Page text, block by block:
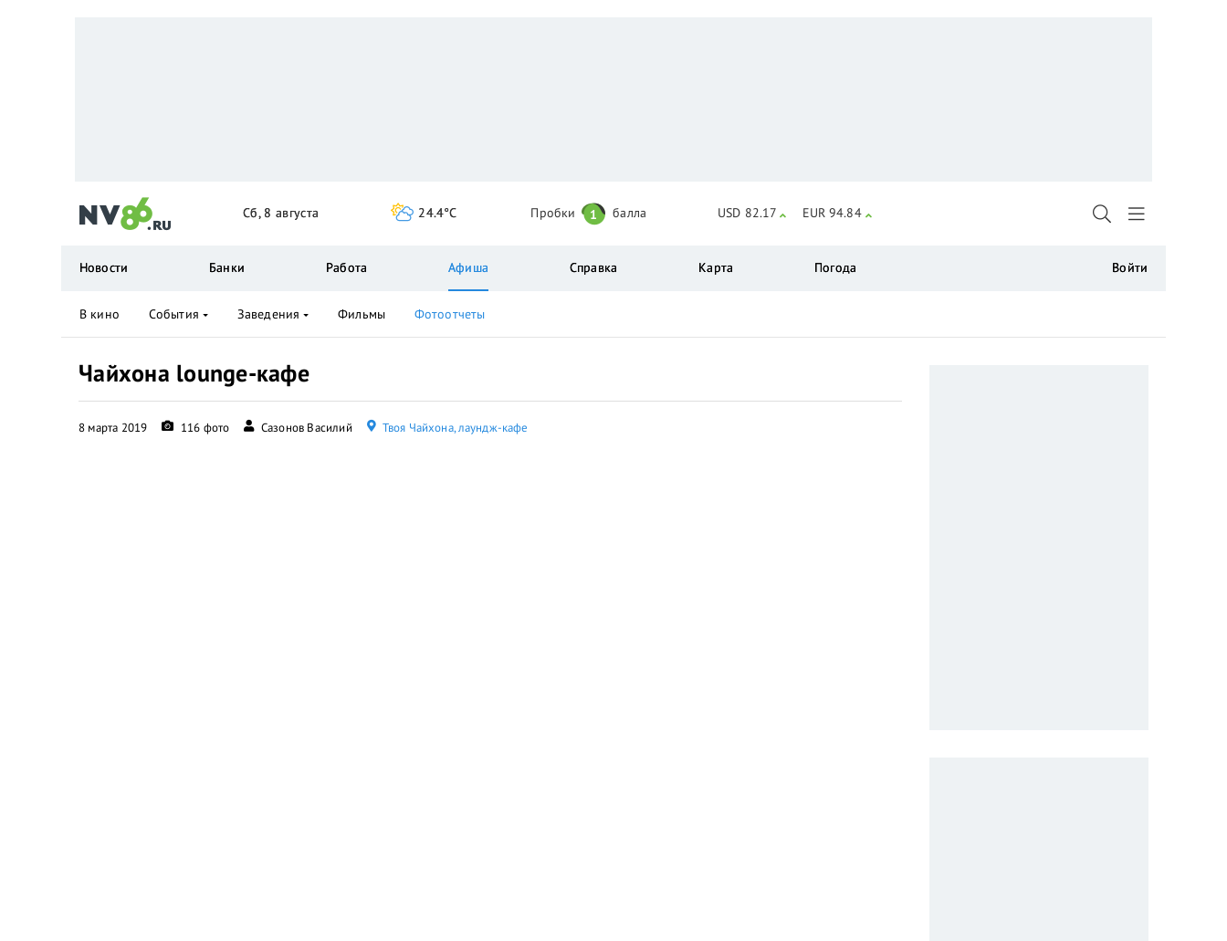
Чайхона lounge-кафе
8 марта 2019 116 фото Сазонов Василий Твоя Чайхона, лаундж-кафе
Сб, 8 августа 24.4°C Пробки 1 балла USD 82.17 EUR 94.84
Новости Банки Работа Афиша Справка Карта Погода Войти
В кино События Заведения Фильмы Фотоотчеты